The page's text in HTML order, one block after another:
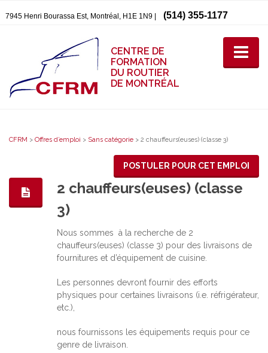
7945 Henri Bourassa Est, Montréal, H1E 1N9 | (514) 355-1177
CENTRE DE
FORMATION
DU ROUTIER
DE MONTRÉAL
CFRM > Offres d’emploi > Sans catégorie > 2 chauffeurs(euses) (classe 3)
POSTULER POUR CET EMPLOI
2 chauffeurs(euses) (classe
3)
Nous sommes à la recherche de 2
chauffeurs(euses) (classe 3) pour des livraisons de
fournitures et d’équipement de cuisine.
Les personnes devront fournir des efforts
physiques pour certaines livraisons (i.e. réfrigérateur,
etc.),
nous fournissons les équipements requis pour ce
genre de livraison.